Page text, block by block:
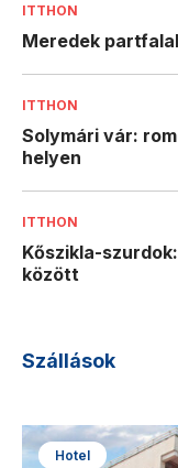
ITTHON
Meredek
ITTHON
Solymári vár:
helyen
ITTHON
Kőszikla-
között
Szállások
Hotel